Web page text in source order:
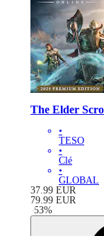
The Elder
•
TESO
•
Clé
•
GLOBAL
37.99 EUR
79.99 EUR
-53%